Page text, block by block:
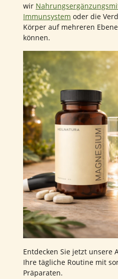
wir
Immunsystem oder die
Körper auf mehreren
können.
Entdecken Sie jetzt unsere
Ihre tägliche Routine mit
Präparaten.